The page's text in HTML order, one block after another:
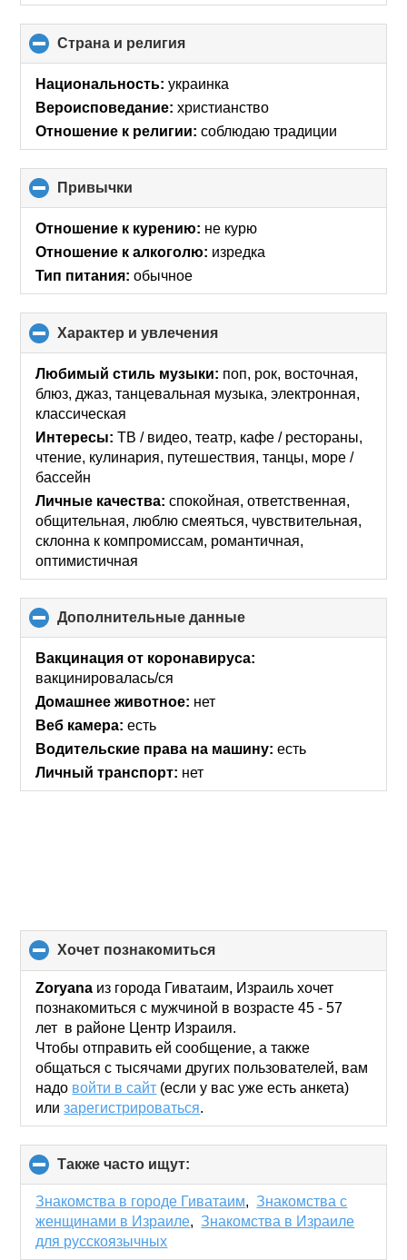
Страна и религия
to
collapse
Национальность: украинка
Вероисповедание: христианство
Отношение к религии: соблюдаю традиции
Привычки
to
collapse
Отношение к курению: не курю
Отношение к алкоголю: изредка
Тип питания: обычное
Характер и увлечения
to
collapse
contents
Любимый стиль музыки: поп, рок, восточная,
блюз, джаз, танцевальная музыка, электронная,
классическая
Интересы: ТВ / видео, театр, кафе / рестораны,
чтение, кулинария, путешествия, танцы, море /
бассейн
Личные качества: спокойная, ответственная,
общительная, люблю смеяться, чувствительная,
склонна к компромиссам, романтичная,
оптимистичная
Дополнительные данные
to
collapse
Вакцинация от коронавируса:
вакцинировалась/ся
Домашнее животное: нет
Веб камера: есть
Водительские права на машину: есть
Личный транспорт: нет
хочет познакомиться
to
collapse
contents
Zoryana из города Гиватаим, Израиль хочет
познакомиться с мужчиной в возрасте 45 - 57
лет в районе Центр Израиля.
Чтобы отправить ей сообщение, а также
общаться с тысячами других пользователей, вам
надо войти в сайт (если у вас уже есть анкета)
илизарегистрироваться.
Также часто ищут:
to
collapse
contents
Знакомства в городе Гиватаим,Знакомства с
женщинами в Израиле,Знакомства в Израиле
для русскоязычных